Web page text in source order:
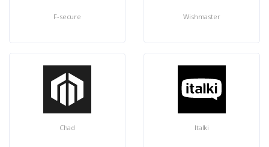
F-secure Wishmaster
Chad Italki